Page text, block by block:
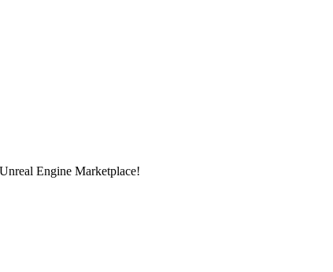
Engine Marketplace!